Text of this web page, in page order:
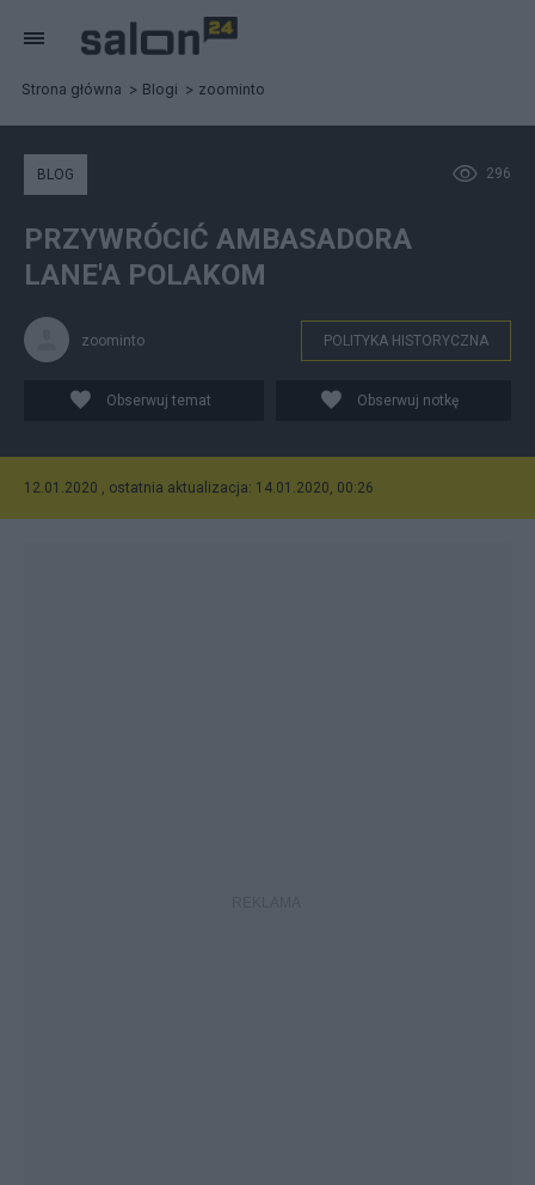
Strona główna Blogi zoominto
296
BLOG
PRZYWRÓCIĆ AMBASADORA
LANE'A POLAKOM
zoominto POLITYKA HISTORYCZNA
Obserwuj temat Obserwuj notkę
12.01.2020 , ostatnia aktualizacja: 14.01.2020, 00:26